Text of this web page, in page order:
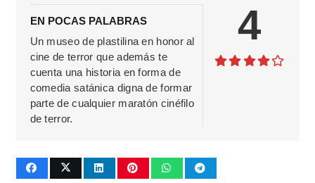
EN POCAS PALABRAS
Un museo de plastilina en honor al
cine de terror que además te
cuenta una historia en forma de
comedia satánica digna de formar
parte de cualquier maratón cinéfilo
de terror.
4